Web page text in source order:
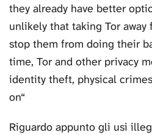
they already have better
unlikely that taking Tor
stop them from doing their
time, Tor and other privacy
identity theft, physical
on“
Riguardo appunto gli usi